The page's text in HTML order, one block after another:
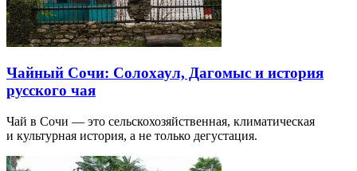
Чайный Сочи: Солохаул, Дагомыс и история
русского чая
Чай в Сочи — это сельскохозяйственная, климатическая
и культурная история, а не только дегустация.